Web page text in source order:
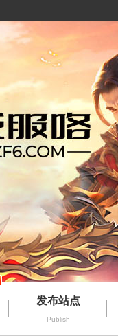
发布站点
Publish